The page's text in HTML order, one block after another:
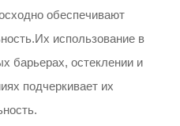
обеспечивают
использование в
барьерах, остеклении и
подчеркивает их